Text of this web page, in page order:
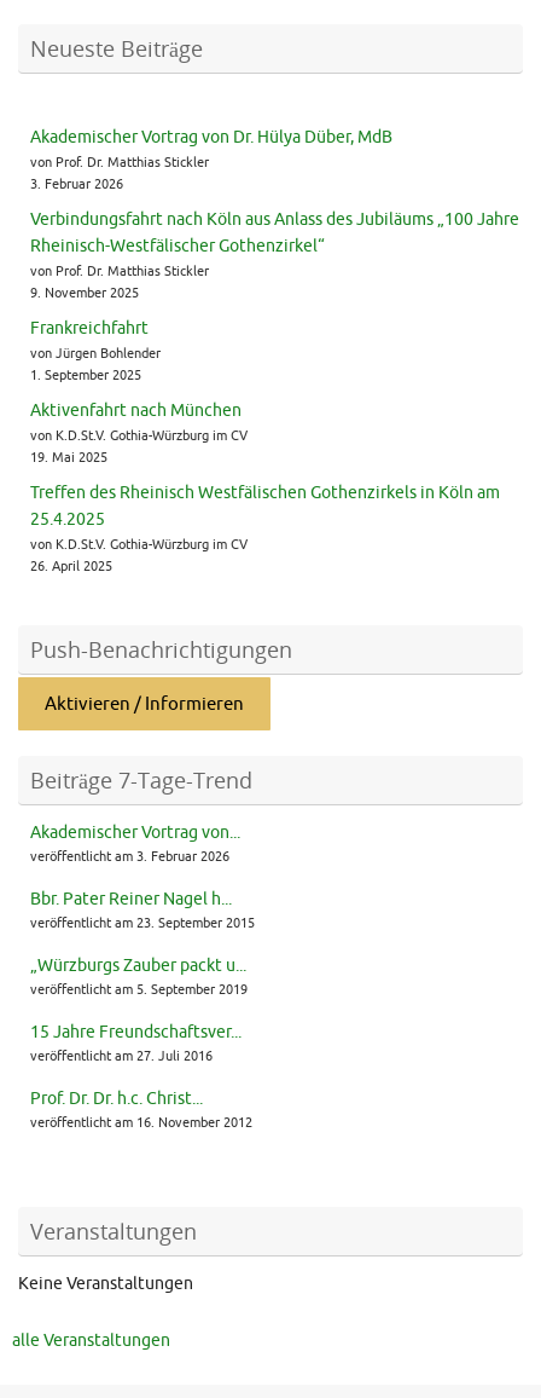
Neueste Beiträge
Akademischer Vortrag von Dr. Hülya Düber, MdB
von Prof. Dr. Matthias Stickler
3. Februar 2026
Verbindungsfahrt nach Köln aus Anlass des Jubiläums „100 Jahre
Rheinisch-Westfälischer Gothenzirkel“
von Prof. Dr. Matthias Stickler
9. November 2025
Frankreichfahrt
von Jürgen Bohlender
1. September 2025
Aktivenfahrt nach München
von K.D.St.V. Gothia-Würzburg im CV
19. Mai 2025
Treffen des Rheinisch Westfälischen Gothenzirkels in Köln am
25.4.2025
von K.D.St.V. Gothia-Würzburg im CV
26. April 2025
Push-Benachrichtigungen
Aktivieren / Informieren
Beiträge 7-Tage-Trend
Akademischer Vortrag von...
veröffentlicht am 3. Februar 2026
Bbr. Pater Reiner Nagel h...
veröffentlicht am 23. September 2015
„Würzburgs Zauber packt u...
veröffentlicht am 5. September 2019
15 Jahre Freundschaftsver...
veröffentlicht am 27. Juli 2016
Prof. Dr. Dr. h.c. Christ...
veröffentlicht am 16. November 2012
Veranstaltungen
Keine Veranstaltungen
alle Veranstaltungen